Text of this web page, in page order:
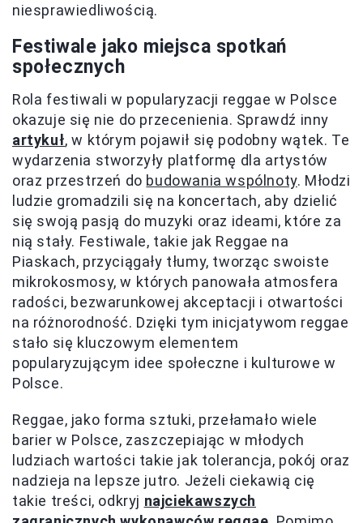
niesprawiedliwością.
Festiwale jako miejsca spotkań
społecznych
Rola festiwali w popularyzacji reggae w Polsce
okazuje się nie do przecenienia. Sprawdź inny
artykuł, w którym pojawił się podobny wątek. Te
wydarzenia stworzyły platformę dla artystów
oraz przestrzeń do budowania wspólnoty. Młodzi
ludzie gromadzili się na koncertach, aby dzielić
się swoją pasją do muzyki oraz ideami, które za
nią stały. Festiwale, takie jak Reggae na
Piaskach, przyciągały tłumy, tworząc swoiste
mikrokosmosy, w których panowała atmosfera
radości, bezwarunkowej akceptacji i otwartości
na różnorodność. Dzięki tym inicjatywom reggae
stało się kluczowym elementem
popularyzującym idee społeczne i kulturowe w
Polsce.
Reggae, jako forma sztuki, przełamało wiele
barier w Polsce, zaszczepiając w młodych
ludziach wartości takie jak tolerancja, pokój oraz
nadzieja na lepsze jutro. Jeżeli ciekawią cię
takie treści, odkryj najciekawszych